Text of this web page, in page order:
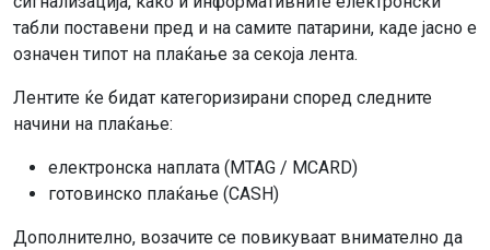
табли поставени пред и на самите патарини, каде јасно е
означен типот на плаќање за секоја лента.
Лентите ќе бидат категоризирани според следните
начини на плаќање:
електронска наплата (MTAG / MCARD)
готовинско плаќање (CASH)
Дополнително, возачите се повикуваат внимателно да